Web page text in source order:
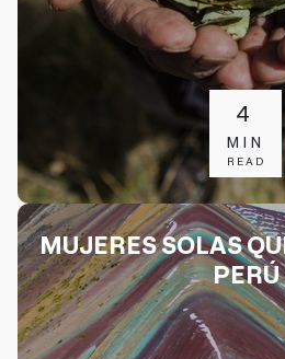
4
MIN
READ
MUJERES SOLAS
PERÚ